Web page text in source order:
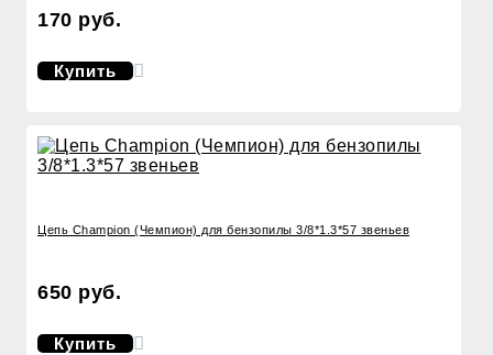
170 руб.
Купить
Цепь Champion (Чемпион) для бензопилы 3/8*1.3*57 звеньев
650 руб.
Купить